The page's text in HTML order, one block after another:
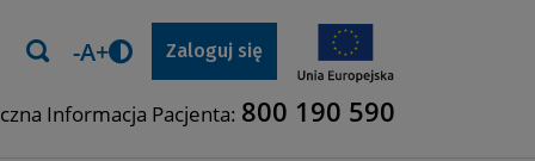
Zastosuj
-A+ Przełącz
tryb
wysokiego
Zaloguj się
Informacja Pacjenta: 800 190 590
leczenia